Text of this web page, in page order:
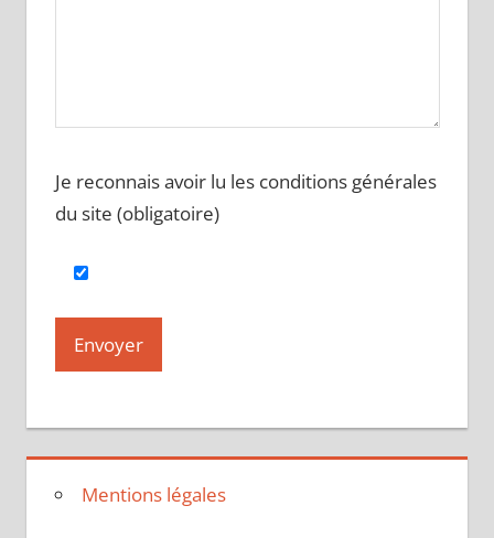
Je reconnais avoir lu les conditions générales
du site (obligatoire)
Mentions légales